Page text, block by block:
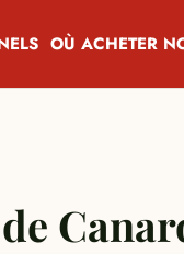
OÙ ACHETER